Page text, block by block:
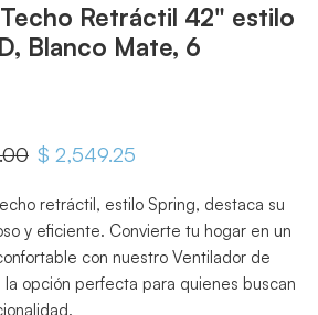
Retráctil 42" estilo
Blanco Mate, 6
Precio actual
$ 2,549.25
retráctil, estilo Spring, destaca su
y eficiente. Convierte tu hogar en un
con nuestro Ventilador de
opción perfecta para quienes buscan